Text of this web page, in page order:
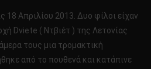
18 Απριλίου 2013. Δυο φίλοι είχαν
Dviete ( Ντβιέτ ) της Λετονίας
τους μια τρομακτική
από το πουθενά και κατάπινε